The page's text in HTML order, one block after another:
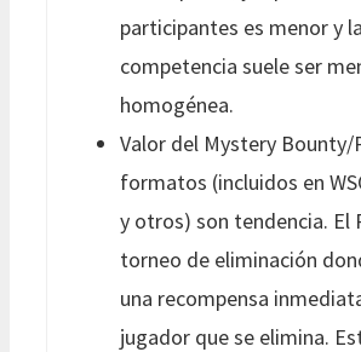
participantes es menor y la
competencia suele ser
homogénea.
Valor del Mystery Bounty/
formatos (incluidos en
y otros) son tendencia. El
torneo de eliminación
una recompensa
jugador que se elimina.